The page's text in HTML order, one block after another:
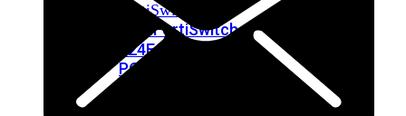
FortiSwitch
424EFortiSwitch
424E-
POE